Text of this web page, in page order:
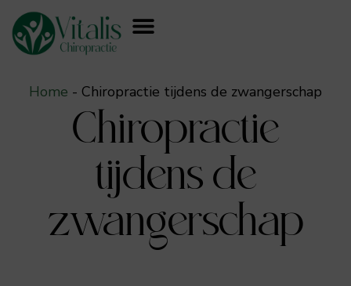
Home - Chiropractie tijdens de zwangerschap
Chiropractie
tijdens de
zwangerschap